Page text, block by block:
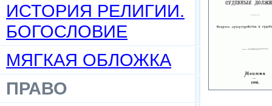
ИСТОРИЯ РЕЛИГИИ.
БОГОСЛОВИЕ
МЯГКАЯ ОБЛОЖКА
ПРАВО